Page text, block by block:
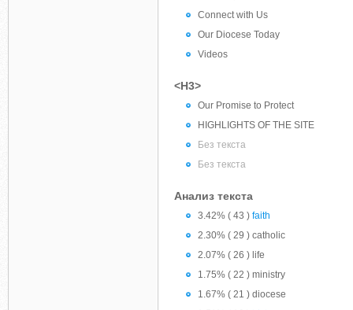
Connect with Us
Our Diocese Today
Videos
<H3>
Our Promise to Protect
HIGHLIGHTS OF THE SITE
Без текста
Без текста
Анализ текста
3.42% ( 43 ) faith
2.30% ( 29 ) catholic
2.07% ( 26 ) life
1.75% ( 22 ) ministry
1.67% ( 21 ) diocese